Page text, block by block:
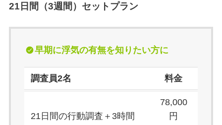
21日間（3週間）セットプラン
早期に浮気の有無を知りたい方に
調査員2名 料金
21日間の行動調査＋3時間
78,000
円